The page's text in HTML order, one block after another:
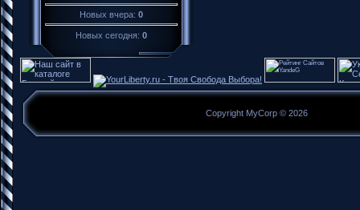
Новых вчера: 0
Новых сегодня: 0
Copyright MyCorp © 2026